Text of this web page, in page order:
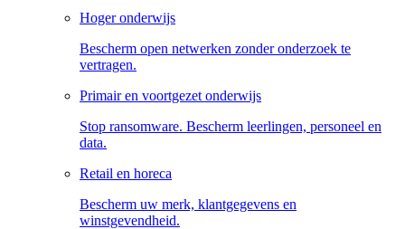
Hoger onderwijs
Bescherm open netwerken zonder onderzoek te
vertragen.
Primair en voortgezet onderwijs
Stop ransomware. Bescherm leerlingen, personeel en
data.
Retail en horeca
Bescherm uw merk, klantgegevens en
winstgevendheid.